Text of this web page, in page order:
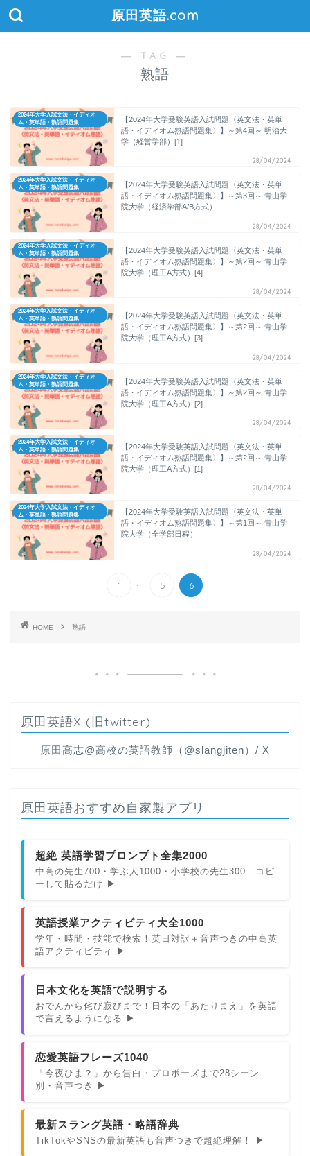
原田英語.com
― TAG ―
熟語
2024年大学入試文法・イディオ
ム・英単語・熟語問題集
【2024年大学受験英語入試問題〈英文法・英単
語・イディオム熟語問題集〉】～第4回～ 明治大
学（経営学部）[1]
28/04/2024
2024年大学入試文法・イディオ
ム・英単語・熟語問題集
【2024年大学受験英語入試問題〈英文法・英単
語・イディオム熟語問題集〉】～第3回～ 青山学
院大学（経済学部A/B方式）
28/04/2024
2024年大学入試文法・イディオ
ム・英単語・熟語問題集
【2024年大学受験英語入試問題〈英文法・英単
語・イディオム熟語問題集〉】～第2回～ 青山学
院大学（理工A方式）[4]
28/04/2024
2024年大学入試文法・イディオ
ム・英単語・熟語問題集
【2024年大学受験英語入試問題〈英文法・英単
語・イディオム熟語問題集〉】～第2回～ 青山学
院大学（理工A方式）[3]
28/04/2024
2024年大学入試文法・イディオ
ム・英単語・熟語問題集
【2024年大学受験英語入試問題〈英文法・英単
語・イディオム熟語問題集〉】～第2回～ 青山学
院大学（理工A方式）[2]
28/04/2024
2024年大学入試文法・イディオ
ム・英単語・熟語問題集
【2024年大学受験英語入試問題〈英文法・英単
語・イディオム熟語問題集〉】～第2回～ 青山学
院大学（理工A方式）[1]
28/04/2024
2024年大学入試文法・イディオ
ム・英単語・熟語問題集
【2024年大学受験英語入試問題〈英文法・英単
語・イディオム熟語問題集〉】～第1回～ 青山学
院大学（全学部日程）
28/04/2024
1 ... 5 6
HOME 熟語
原田英語X (旧twitter)
原田高志@高校の英語教師（@slangjiten）/ X
原田英語おすすめ自家製アプリ
超絶 英語学習プロンプト全集2000
中高の先生700・学ぶ人1000・小学校の先生300｜コピ
ーして貼るだけ ▶
英語授業アクティビティ大全1000
学年・時間・技能で検索！英日対訳＋音声つきの中高英
語アクティビティ ▶
日本文化を英語で説明する
おでんから侘び寂びまで！日本の「あたりまえ」を英語
で言えるようになる ▶
恋愛英語フレーズ1040
「今夜ひま？」から告白・プロポーズまで28シーン
別・音声つき ▶
最新スラング英語・略語辞典
TikTokやSNSの最新英語も音声つきで超絶理解！ ▶